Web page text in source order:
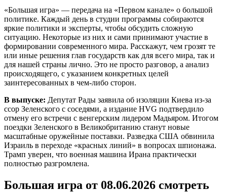
«Большая игра» — передача на «Первом канале» о большой
политике. Каждый день в студии программы собираются
яркие политики и эксперты, чтобы обсудить сложную
ситуацию. Некоторые из них и сами принимают участие в
формировании современного мира. Расскажут, чем грозят те
или иные решения глав государств как для всего мира, так и
для нашей страны лично. Это не просто разговор, а анализ
происходящего, с указанием конкретных целей
заинтересованных в чем-либо сторон.
В выпуске: Депутат Рады заявила об изоляции Киева из-за
ссор Зеленского с соседями, а издание HVG подтвердило
отмену его встречи с венгерским лидером Мадьяром. Итогом
поездки Зеленского в Великобританию станут новые
масштабные оружейные поставки. Разведка США обвинила
Израиль в переходе «красных линий» в вопросах шпионажа.
Трамп уверен, что военная машина Ирана практически
полностью разгромлена.
Большая игра от 08.06.2026 смотреть